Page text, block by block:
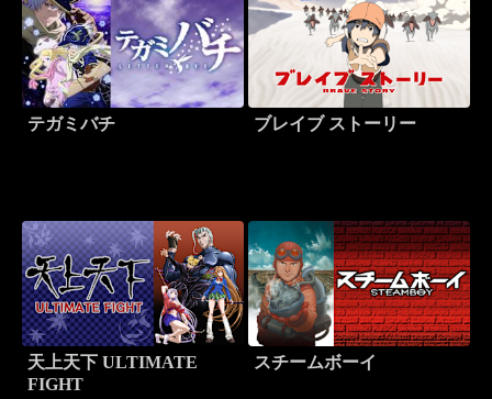
テガミバチ ブレイブ ストーリー
天上天下 ULTIMATE
FIGHT
スチームボーイ